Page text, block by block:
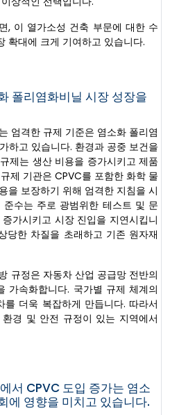
, 이 열가소성 건축 부문에 대한 수
확대에 크게 기여하고 있습니다.
폴리염화비닐 시장 성장을
엄격한 규제 기준은 염소화 폴리염
하고 있습니다. 환경과 공중 보건을
제는 생산 비용을 증가시키고 제품
제 기관은 CPVC를 포함한 화학 물
을 보장하기 위해 엄격한 지침을 시
수는 주로 광범위한 테스트 및 문
가시키고 시장 진입을 지연시킵니
당한 차질을 초래하고 기존 원자재
규정은 자동차 산업 공급망 전반의
가속화합니다. 국가별 규제 체계의
더욱 복잡하게 만듭니다. 따라서
경 및 안전 규정이 있는 지역에서
서 CPVC 도입 증가는 염소
에 영향을 미치고 있습니다.